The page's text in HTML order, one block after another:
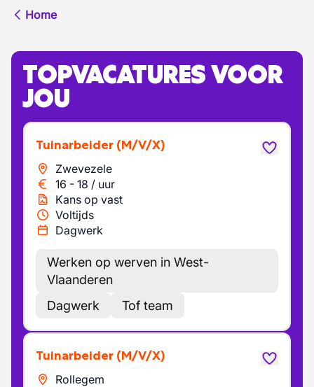
Home
TOPVACATURES VOOR
JOU
Tuinarbeider (M/V/X)
Zwevezele
16 - 18 / uur
Kans op vast
Voltijds
Dagwerk
Werken op werven in West-
Vlaanderen
Dagwerk
Tof team
Tuinarbeider (M/V/X)
Rollegem